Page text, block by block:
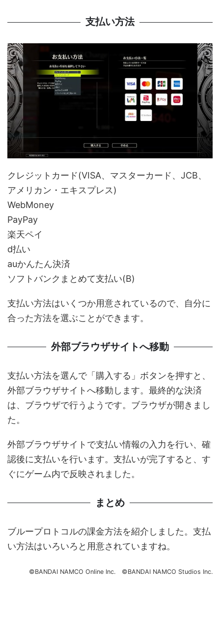
支払い方法
クレジットカード(VISA、マスターカード、JCB、
アメリカン・エキスプレス)
WebMoney
PayPay
楽天ペイ
d払い
auかんたん決済
ソフトバンクまとめて支払い(B)
支払い方法はいくつか用意されているので、自分に
合った方法を選ぶことができます。
外部ブラウザサイトへ移動
支払い方法を選んで「購入する」ボタンを押すと、
外部ブラウザサイトへ移動します。最終的な決済
は、ブラウザで行うようです。ブラウザが開きまし
た。
外部ブラウザサイトで支払い情報の入力を行い、確
認後に支払いを行います。支払いが完了すると、す
ぐにゲーム内で反映されました。
まとめ
ブループロトコルの課金方法を紹介しました。支払
い方法はいろいろと用意されていますね。
©BANDAI NAMCO Online Inc. ©BANDAI NAMCO Studios Inc.